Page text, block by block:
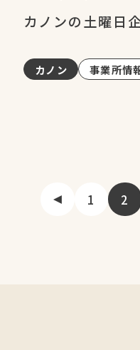
カノンの土曜日
カノン 事業所情
1 2